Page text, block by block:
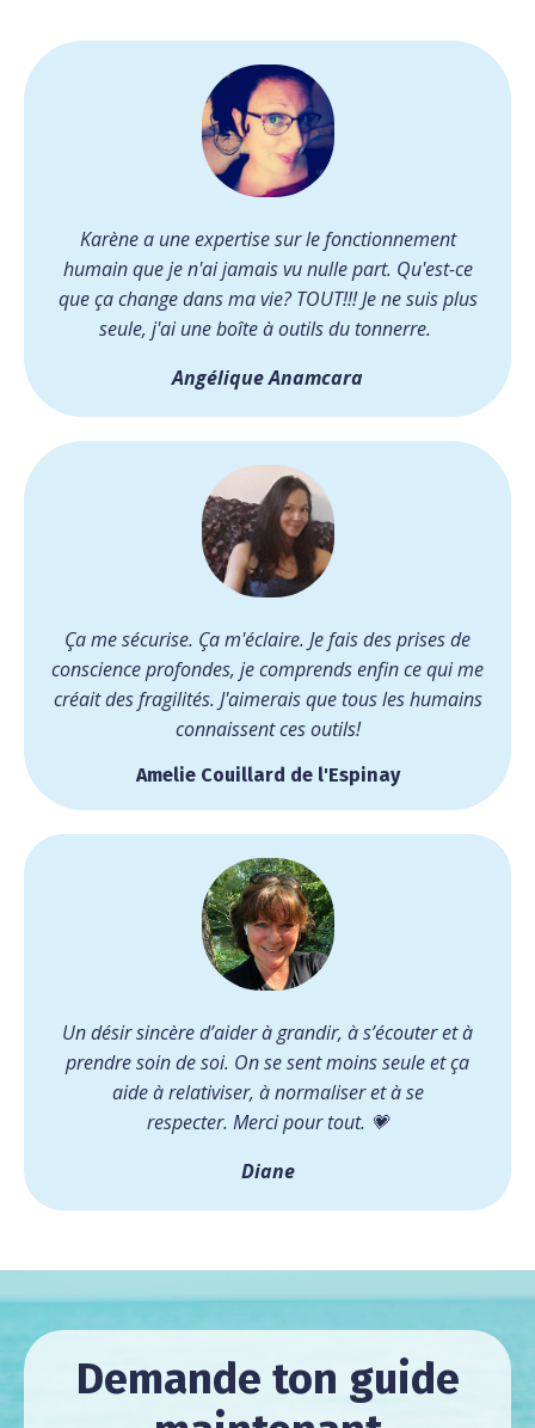
Karène a une expertise sur le fonctionnement
humain que je n'ai jamais vu nulle part. Qu'est-ce
que ça change dans ma vie? TOUT!!! Je ne suis plus
seule, j'ai une boîte à outils du tonnerre.
Angélique Anamcara
Ça me sécurise. Ça m'éclaire. Je fais des prises de
conscience profondes, je comprends enfin ce qui me
créait des fragilités. J'aimerais que tous les humains
connaissent ces outils!
Amelie Couillard de l'Espinay
Un désir sincère d’aider à grandir, à s’écouter et à
prendre soin de soi. On se sent moins seule et ça
aide à relativiser, à normaliser et à se
respecter. Merci pour tout. 💗
Diane
Demande ton guide